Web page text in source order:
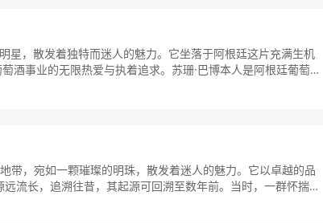
，散发着独特而迷人的魅力。它坐落于阿根廷这片充满生机
酒事业的无限热爱与执着追求。苏珊·巴博本人是阿根廷葡萄酒
，宛如一颗璀璨的明珠，散发着迷人的魅力。它以卓越的品
流长，追溯往昔，其起源可回溯至数年前。当时，一群怀揣着